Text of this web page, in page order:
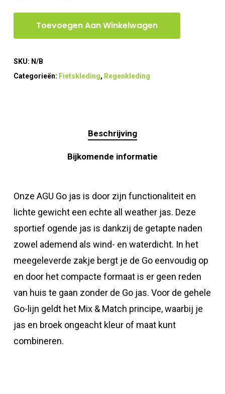
Toevoegen Aan Winkelwagen
SKU: N/B
Categorieën: Fietskleding, Regenkleding
Beschrijving
Bijkomende informatie
Onze AGU Go jas is door zijn functionaliteit en
lichte gewicht een echte all weather jas. Deze
sportief ogende jas is dankzij de getapte naden
zowel ademend als wind- en waterdicht. In het
meegeleverde zakje bergt je de Go eenvoudig op
en door het compacte formaat is er geen reden
van huis te gaan zonder de Go jas. Voor de gehele
Go-lijn geldt het Mix & Match principe, waarbij je
jas en broek ongeacht kleur of maat kunt
combineren.